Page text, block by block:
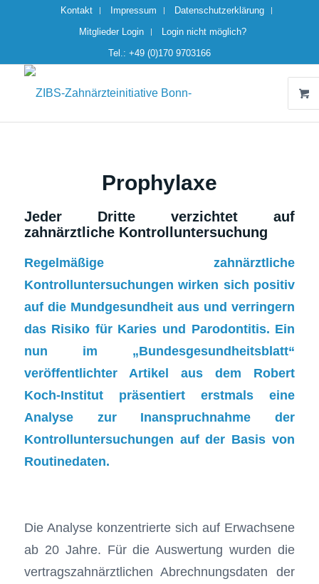
Kontakt Impressum
Datenschutzerklärung
Mitglieder Login
Login nicht möglich?
Tel.: +49 (0)170 9703166
Prophylaxe
Jeder Dritte verzichtet auf
zahnärztliche Kontrolluntersuchung
Regelmäßige zahnärztliche
Kontrolluntersuchungen wirken sich positiv
auf die Mundgesundheit aus und verringern
das Risiko für Karies und Parodontitis. Ein
nun im „Bundesgesundheitsblatt“
veröffentlichter Artikel aus dem Robert
Koch-Institut präsentiert erstmals eine
Analyse zur Inanspruchnahme der
Kontrolluntersuchungen auf der Basis von
Routinedaten.
Die Analyse konzentrierte sich auf Erwachsene
ab 20 Jahre. Für die Auswertung wurden die
vertragszahnärztlichen Abrechnungsdaten der